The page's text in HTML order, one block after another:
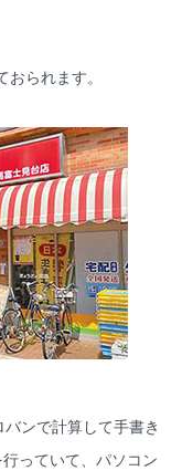
られます。
ンで計算して手書き
っていて、パソコン